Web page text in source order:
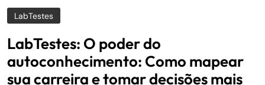
LabTestes
LabTestes: O poder do
autoconhecimento: Como mapear
sua carreira e tomar decisões mais